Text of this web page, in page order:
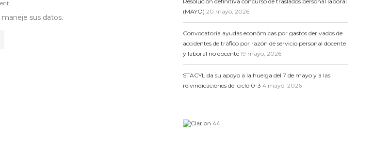
sus datos.
(MAYO) 20 mayo, 2026
Convocatoria ayudas económicas por gastos derivados de
accidentes de tráfico por razón de servicio personal docente
y laboral no docente 19 mayo, 2026
STACYL da su apoyo a la huelga del 7 de mayo y a las
reivindicaciones del ciclo 0-3 4 mayo, 2026